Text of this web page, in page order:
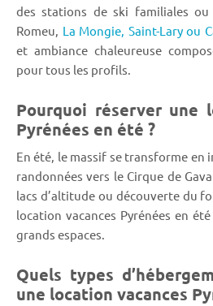
des stations de ski familiales ou
Romeu, La Mongie, Saint-Lary ou
et ambiance chaleureuse
pour tous les profils.
Pourquoi réserver une
Pyrénées en été ?
En été, le massif se transforme en
randonnées vers le Cirque de
lacs d’altitude ou découverte du
location vacances Pyrénées en
grands espaces.
Quels types
une location vacances